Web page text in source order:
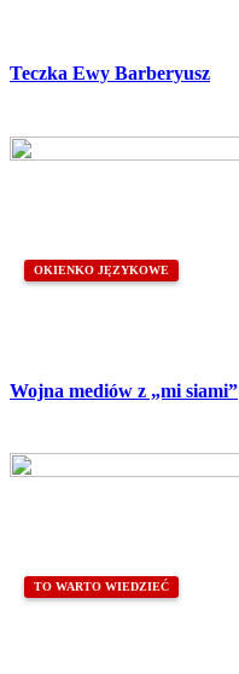
Teczka Ewy Barberyusz
OKIENKO JĘZYKOWE
Wojna mediów z „mi siami”
TO WARTO WIEDZIEĆ